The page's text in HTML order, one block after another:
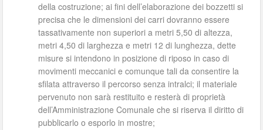
della costruzione; ai fini dell’elaborazione dei bozzetti si
precisa che le dimensioni dei carri dovranno essere
tassativamente non superiori a metri 5,50 di altezza,
metri 4,50 di larghezza e metri 12 di lunghezza, dette
misure si intendono in posizione di riposo in caso di
movimenti meccanici e comunque tali da consentire la
sfilata attraverso il percorso senza intralci; il materiale
pervenuto non sarà restituito e resterà di proprietà
dell’Amministrazione Comunale che si riserva il diritto di
pubblicarlo o esporlo in mostre;